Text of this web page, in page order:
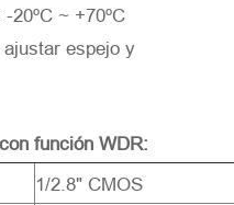
20ºC ~ +70ºC
ajustar espejo y
función WDR:
1/2.8" CMOS